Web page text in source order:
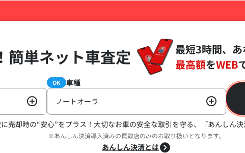
簡単ネット車査定
最短3時間、
最高額をWEB
必須 車種
OK
ノートオーラ
売却時の“安心”をプラス！ 大切なお車の安全な取引を守る、『あんしん決
※あんしん決済導入済みの買取店のみのお取り扱いとなります。
あんしん決済とは